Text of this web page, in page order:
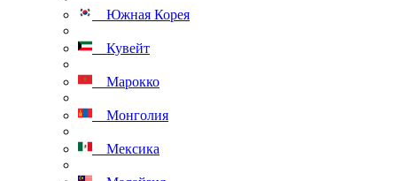
Южная Корея
Кувейт
Марокко
Монголия
Мексика